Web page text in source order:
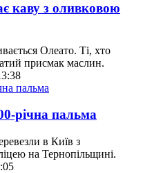
каву з оливковою
Олеато. Ті, хто
присмак маслин.
річна пальма
в Київ з
на Тернопільщині.